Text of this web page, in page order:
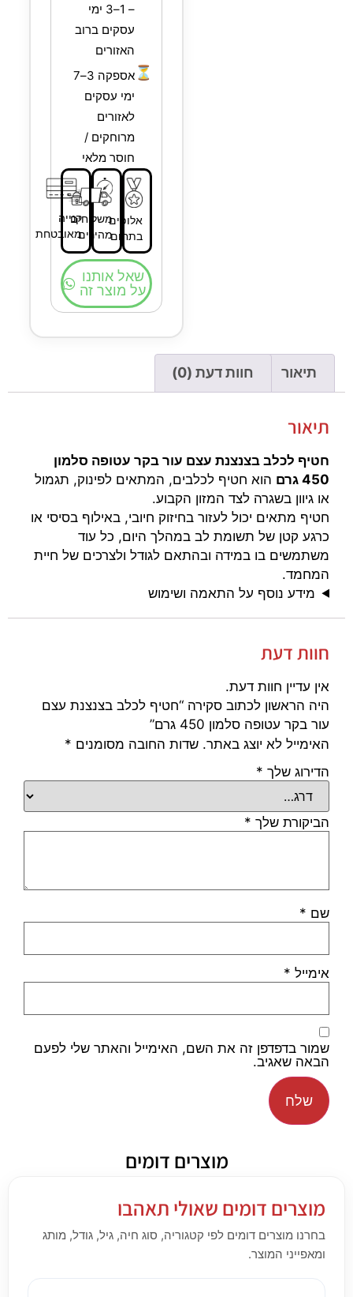
– 1–3 ימי
עסקים ברוב
האזורים
⏳
אספקה 3–7
ימי עסקים
לאזורים
מרוחקים /
חוסר מלאי
אלופים
בתחום
משלוחים
מהירים
קנייה
מאובטחת
שאל אותנו
על מוצר זה
תיאור חוות דעת (0)
תיאור
חטיף לכלב בצנצנת עצם עור בקר עטופה סלמון
450 גרם
הוא חטיף לכלבים, המתאים לפינוק, תגמול
או גיוון בשגרה לצד המזון הקבוע.
חטיף מתאים יכול לעזור בחיזוק חיובי, באילוף בסיסי או
כרגע קטן של תשומת לב במהלך היום, כל עוד
משתמשים בו במידה ובהתאם לגודל ולצרכים של חיית
המחמד.
מידע נוסף על התאמה ושימוש
חוות דעת
אין עדיין חוות דעת.
היה הראשון לכתוב סקירה “חטיף לכלב בצנצנת עצם
עור בקר עטופה סלמון 450 גרם”
האימייל לא יוצג באתר. שדות החובה מסומנים *
הדירוג שלך *
הביקורת שלך *
שם *
אימייל *
שמור בדפדפן זה את השם, האימייל והאתר שלי לפעם
הבאה שאגיב.
מוצרים דומים
מוצרים דומים שאולי תאהבו
בחרנו מוצרים דומים לפי קטגוריה, סוג חיה, גיל, גודל, מותג
ומאפייני המוצר.